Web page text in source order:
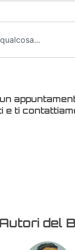
e ti
Autori del